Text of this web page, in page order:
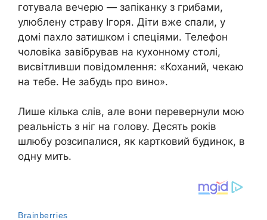
готувала вечерю — запіканку з грибами,
улюблену страву Ігоря. Діти вже спали, у
домі пахло затишком і спеціями. Телефон
чоловіка завібрував на кухонному столі,
висвітливши повідомлення: «Коханий, чекаю
на тебе. Не забудь про вино».
Лише кілька слів, але вони перевернули мою
реальність з ніг на голову. Десять років
шлюбу розсипалися, як картковий будинок, в
одну мить.